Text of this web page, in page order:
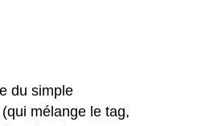
du simple
mélange le tag,